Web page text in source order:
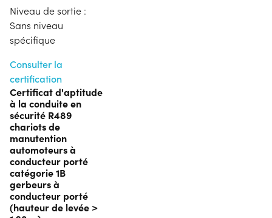
Niveau de sortie :
Sans niveau
spécifique
Consulter la
certification
Certificat d'aptitude
à la conduite en
sécurité R489
chariots de
manutention
automoteurs à
conducteur porté
catégorie 1B
gerbeurs à
conducteur porté
(hauteur de levée >